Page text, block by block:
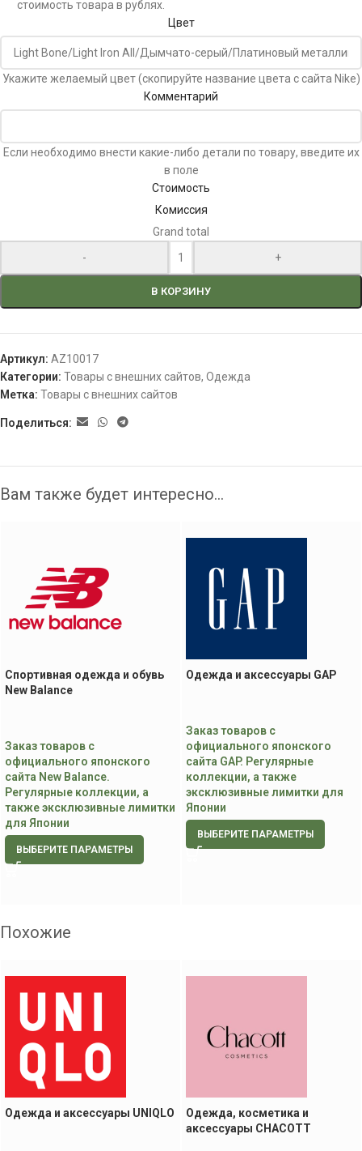
стоимость товара в рублях.
Цвет
Укажите желаемый цвет (скопируйте название цвета с сайта Nike)
Комментарий
Если необходимо внести какие-либо детали по товару, введите их
в поле
Стоимость
Комиссия
Grand total
-
+
В КОРЗИНУ
Артикул: AZ10017
Категории: Товары с внешних сайтов, Одежда
Метка: Товары с внешних сайтов
Поделиться:
Вам также будет интересно…
Спортивная одежда и обувь
New Balance
Заказ товаров с
официального японского
сайта New Balance.
Регулярные коллекции, а
также эксклюзивные лимитки
для Японии
ВЫБЕРИТЕ ПАРАМЕТРЫ
Одежда и аксессуары GAP
Заказ товаров с
официального японского
сайта GAP. Регулярные
коллекции, а также
эксклюзивные лимитки для
Японии
ВЫБЕРИТЕ ПАРАМЕТРЫ
Похожие
Одежда и аксессуары UNIQLO
Одежда, косметика и
аксессуары CHACOTT